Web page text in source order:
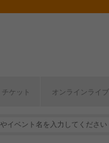
チケット オンラインライブ
上半期編発表！